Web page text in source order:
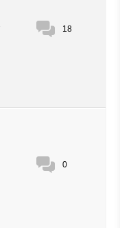
18
0